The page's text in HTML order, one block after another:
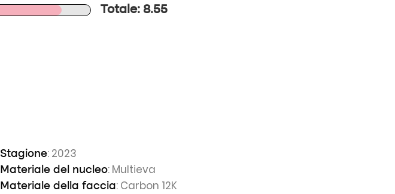
Totale: 8.55
Stagione: 2023
Materiale del nucleo: Multieva
Materiale della faccia: Carbon 12K